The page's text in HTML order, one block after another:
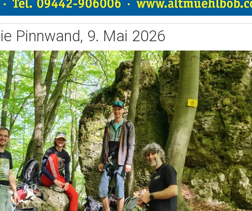
Pinnwand, 9. Mai 2026